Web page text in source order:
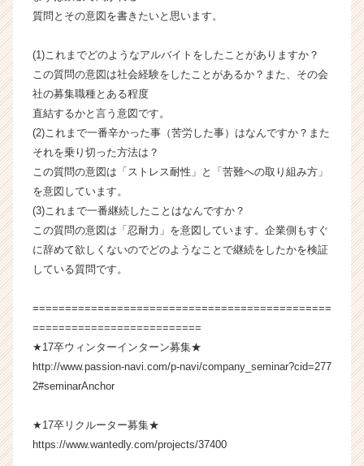
ャ
長
企
業
か
ら
ス
カ
が
届
く
チ
ア
リ
質問とその意図を書きたいと思います。
(1)これまでどのようなアルバイトをしたことがありますか？
この質問の意図は社会経験をしたことがあるか？また、その会
社の募集職種とある程度
直結するかと言う意図です。
(2)これまで一番辛かった事（苦労した事）はなんですか？また
それを乗り切った方法は？
この質問の意図は「ストレス耐性」と「苦難への取り組み方」
を意図しています。
(3)これまで一番継続したことはなんですか？
この質問の意図は「忍耐力」を意図しています。企業側もすぐ
に辞めて欲しくないのでどのようなことで継続をしたかを検証
している質問です。
==============================================
==========================
★17卒ウィンターインターン募集★
http://www.passion-navi.com/p-navi/company_seminar?cid=277
2#seminarAnchor
★17卒リクルーター募集★
https://www.wantedly.com/projects/37400